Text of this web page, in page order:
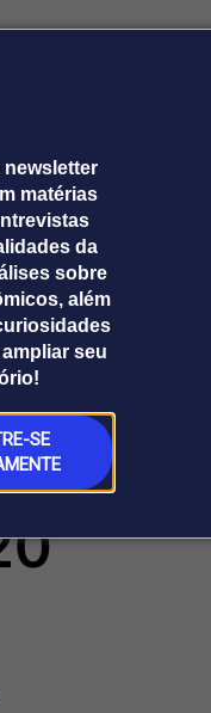
newsletter
matérias
da
sobre
além
seu
SE
Institucional
em
Broadcast
Tudo sobre o
agronegócio
Broadcast
20